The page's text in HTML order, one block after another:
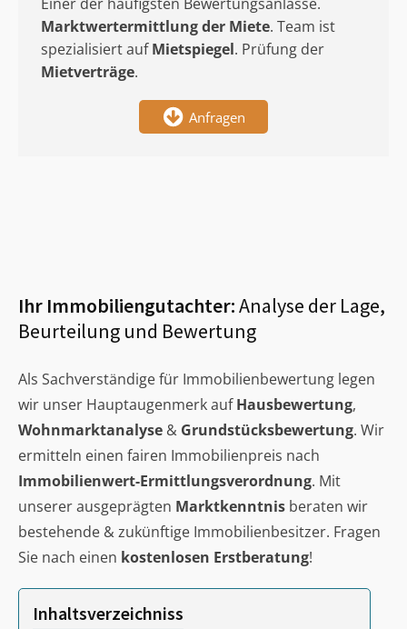
Marktwertermittlungder Miete. Team ist
spezialisiert aufMietspiegel. Prüfung der
Mietverträge.
Anfragen
Ihr Immobiliengutachter:Analyse der Lage,
Beurteilung und Bewertung
Als Sachverständige für Immobilienbewertung legen
wir unser Hauptaugenmerk aufHausbewertung,
Wohnmarktanalyse & Grundstücksbewertung. Wir
ermitteln einen fairen Immobilienpreis nach
Immobilienwert-Ermittlungsverordnung. Mit
unserer ausgeprägten Marktkenntnis beraten wir
bestehende & zukünftige Immobilienbesitzer. Fragen
Sie nach einen kostenlosen Erstberatung!
Inhaltsverzeichniss